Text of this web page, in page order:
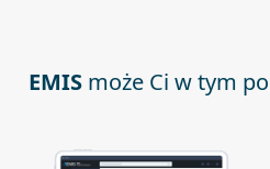
EMIS może Ci w tym